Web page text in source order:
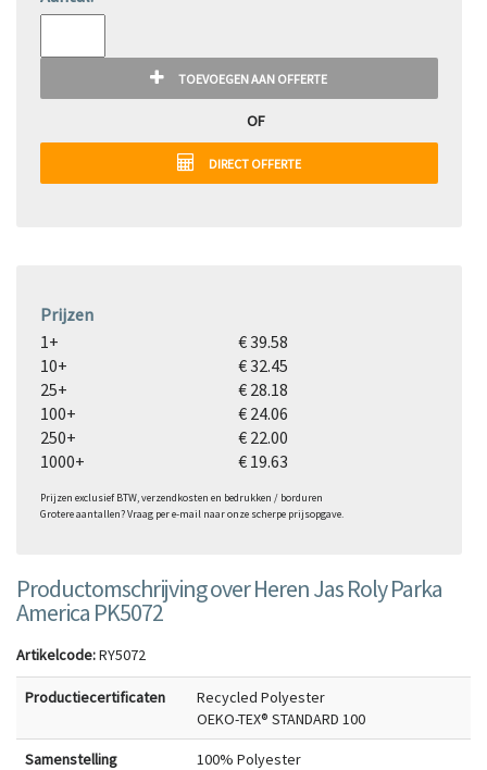
TOEVOEGEN AAN OFFERTE
OF
DIRECT OFFERTE
Prijzen
1+
€ 39.58
10+
€ 32.45
25+
€ 28.18
100+
€ 24.06
250+
€ 22.00
1000+
€ 19.63
Prijzen exclusief BTW, verzendkosten en bedrukken / borduren
Grotere aantallen? Vraag per e-mail naar onze scherpe prijsopgave.
Productomschrijving over Heren Jas Roly Parka
America PK5072
Artikelcode:RY5072
Productiecertificaten
Recycled Polyester
OEKO-TEX® STANDARD 100
Samenstelling 100% Polyester